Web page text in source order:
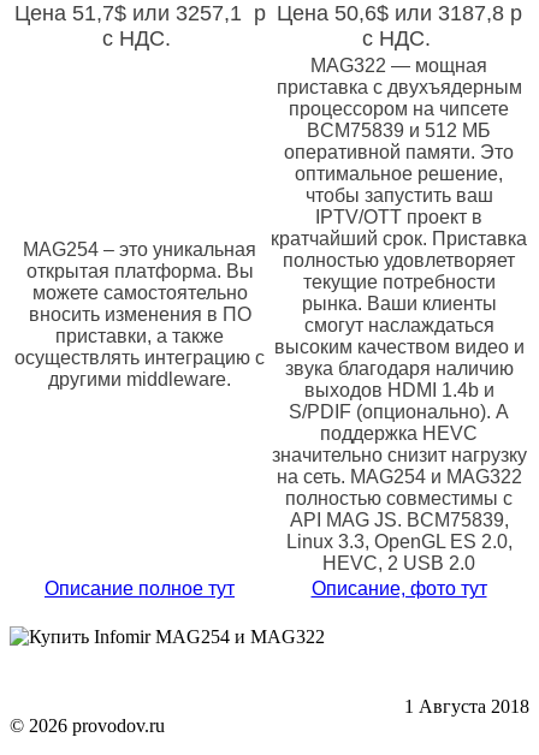
Цена 51,7$ или 3257,1 р
с НДС.
Цена 50,6$ или 3187,8 р
с НДС.
MAG254 – это уникальная
открытая платформа. Вы
можете самостоятельно
вносить изменения в ПО
приставки, а также
осуществлять интеграцию с
другими middleware.
MAG322 — мощная
приставка с двухъядерным
процессором на чипсете
BCM75839 и 512 МБ
оперативной памяти. Это
оптимальное решение,
чтобы запустить ваш
IPTV/OTT проект в
кратчайший срок. Приставка
полностью удовлетворяет
текущие потребности
рынка. Ваши клиенты
смогут наслаждаться
высоким качеством видео и
звука благодаря наличию
выходов HDMI 1.4b и
S/PDIF (опционально). А
поддержка HEVC
значительно снизит нагрузку
на сеть. MAG254 и MAG322
полностью совместимы с
API MAG JS. BCM75839,
Linux 3.3, OpenGL ES 2.0,
HEVC, 2 USB 2.0
Описание полное тут
Описание, фото тут
1 Августа 2018
© 2026 provodov.ru